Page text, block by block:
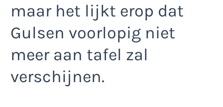
maar het lijkt erop dat
Gulsen voorlopig niet
meer aan tafel zal
verschijnen.